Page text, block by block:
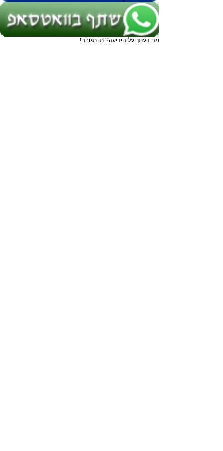
מה דעתך על הידיעה? תן תגובה!